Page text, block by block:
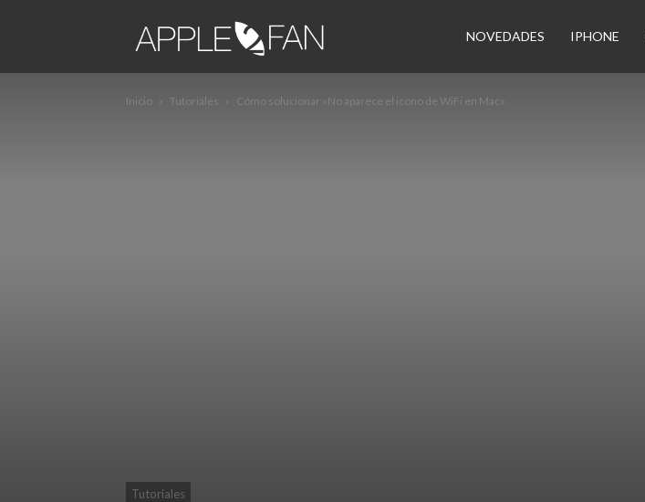
NOVEDADES IPHONE
Inicio Tutoriales Cómo solucionar «No aparece el icono de WiFi en Mac»
Tutoriales